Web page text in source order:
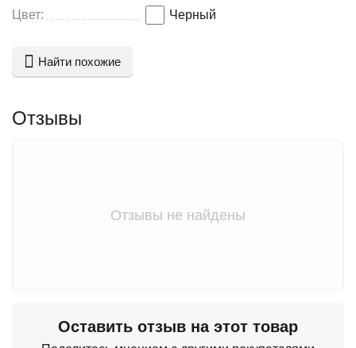
Цвет: Черный
Найти похожие
Отзывы
Отзывы не найдены
Оставить отзыв на этот товар